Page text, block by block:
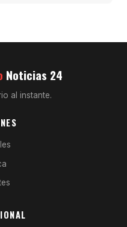
Noticias 24
al instante.